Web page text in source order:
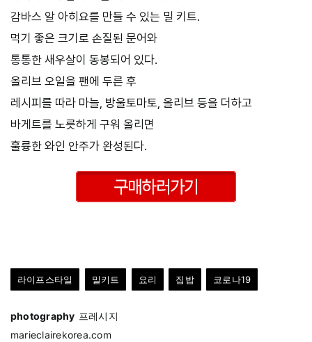
감바스 알 아히요를 만들 수 있는 밀 키트.
먹기 좋은 크기로 손질된 문어와
통통한 새우살이 동봉되어 있다.
올리브 오일을 팬에 두른 후
레시피를 따라 마늘, 방울토마토, 올리브 등을 더하고
바게트를 노릇하게 구워 올리면
훌륭한 와인 안주가 완성된다.
라이프스타일 밀키트 요리 집밥 코로나19
photography 프레시지
marieclairekorea.com